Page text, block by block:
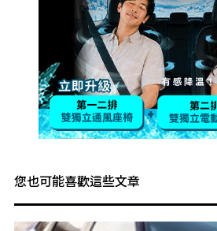
您也可能喜歡這些文章